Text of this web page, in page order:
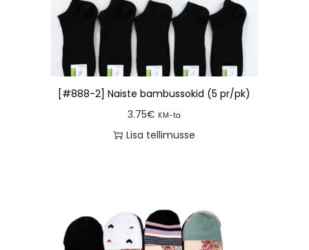
[#888-2] Naiste bambussokid (5 pr/pk)
3.75€ KM-ta
Lisa tellimusse